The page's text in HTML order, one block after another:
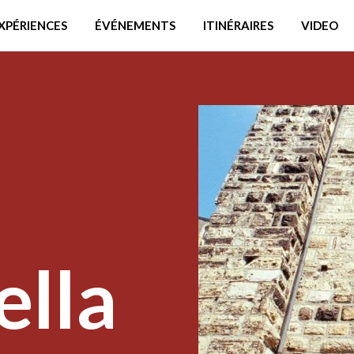
ÉVÉNEMENTS ITINÉRAIRES VIDEO